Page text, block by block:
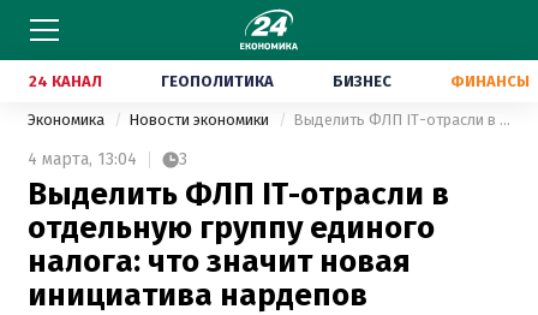
24 КАНАЛ ГЕОПОЛИТИКА БИЗНЕС ФИНАНСЫ
Экономика Новости экономики Выделить ФЛП IT-отрасли в отдельную группу единого налога: что значит новая инициатива нардепов
4 марта, 13:04 3
Выделить ФЛП IT-отрасли в
отдельную группу единого
налога: что значит новая
инициатива нардепов